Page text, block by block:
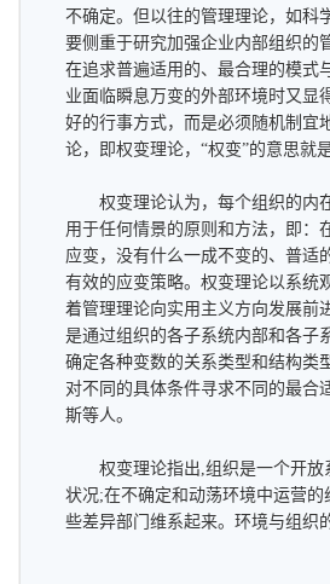
不确定。但以往的管理理论，如科
要侧重于研究加强企业内部组织的
在追求普遍适用的、最合理的模式
业面临瞬息万变的外部环境时又显
好的行事方式，而是必须随机制宜
论，即权变理论，“权变”的意思就
权变理论认为，每个组织的内在
用于任何情景的原则和方法，即：
应变，没有什么一成不变的、普适
有效的应变策略。权变理论以系统
着管理理论向实用主义方向发展前
是通过组织的各子系统内部和各子
确定各种变数的关系类型和结构类
对不同的具体条件寻求不同的最合
斯等人。
权变理论指出,组织是一个开放
状况;在不确定和动荡环境中运营
些差异部门维系起来。环境与组织